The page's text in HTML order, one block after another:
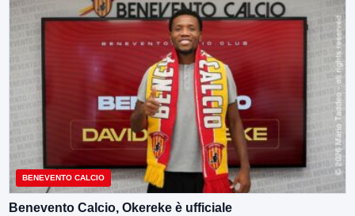
BENEVENTO CALCIO
Benevento Calcio, Okereke è ufficiale